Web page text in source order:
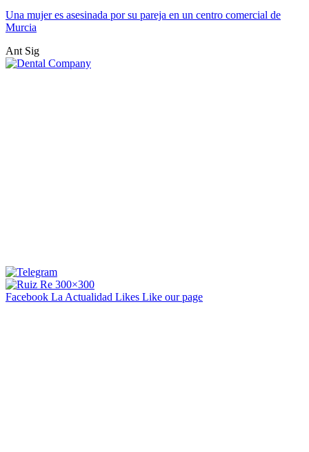
Una mujer es asesinada por su pareja en un centro comercial de
Murcia
Ant Sig
Facebook La Actualidad Likes Like our page